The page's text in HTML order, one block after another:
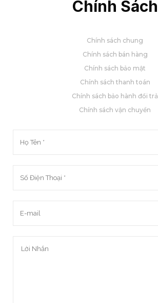
Chính Sách
Chính sách chung
Chính sách bán hàng
Chính sách bảo mật
Chính sách thanh toán
Chính sách bảo hành đổi trả
Chính sách vận chuyển